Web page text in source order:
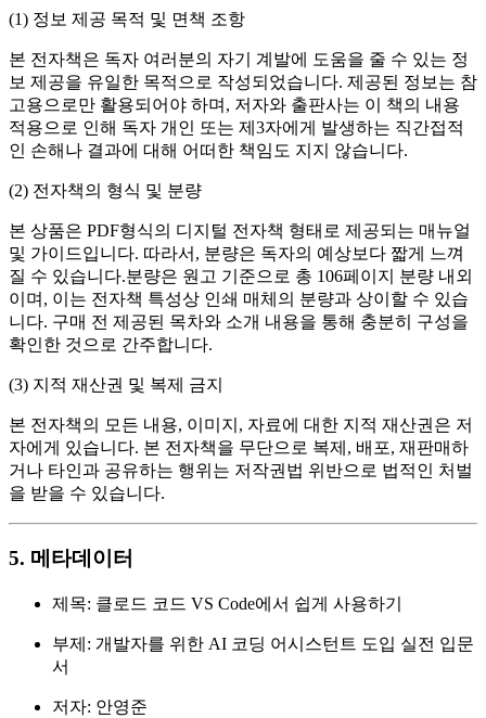
(1) 정보 제공 목적 및 면책 조항
본 전자책은 독자 여러분의 자기 계발에 도움을 줄 수 있는 정
보 제공을 유일한 목적으로 작성되었습니다. 제공된 정보는 참
고용으로만 활용되어야 하며, 저자와 출판사는 이 책의 내용
적용으로 인해 독자 개인 또는 제3자에게 발생하는 직간접적
인 손해나 결과에 대해 어떠한 책임도 지지 않습니다.
(2) 전자책의 형식 및 분량
본 상품은 PDF형식의 디지털 전자책 형태로 제공되는 매뉴얼
및 가이드입니다. 따라서, 분량은 독자의 예상보다 짧게 느껴
질 수 있습니다.분량은 원고 기준으로 총 106페이지 분량 내외
이며, 이는 전자책 특성상 인쇄 매체의 분량과 상이할 수 있습
니다. 구매 전 제공된 목차와 소개 내용을 통해 충분히 구성을
확인한 것으로 간주합니다.
(3) 지적 재산권 및 복제 금지
본 전자책의 모든 내용, 이미지, 자료에 대한 지적 재산권은 저
자에게 있습니다. 본 전자책을 무단으로 복제, 배포, 재판매하
거나 타인과 공유하는 행위는 저작권법 위반으로 법적인 처벌
을 받을 수 있습니다.
5. 메타데이터
제목: 클로드 코드 VS Code에서 쉽게 사용하기
부제: 개발자를 위한 AI 코딩 어시스턴트 도입 실전 입문
서
저자: 안영준